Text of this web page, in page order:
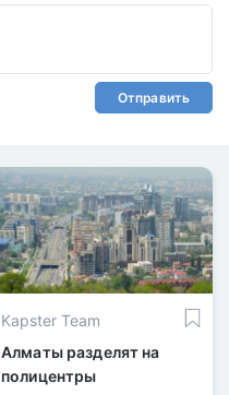
Отправить
Kapster Team
Алматы разделят на
полицентры